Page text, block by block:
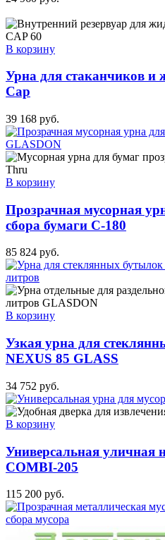
В корзину
Урна для стаканчиков и
Cap
39 168 руб.
В корзину
Прозрачная мусорная
сбора бумаги C-180
85 824 руб.
В корзину
Узкая урна для
NEXUS 85 GLASS
34 752 руб.
В корзину
Универсальная уличная
COMBI-205
115 200 руб.